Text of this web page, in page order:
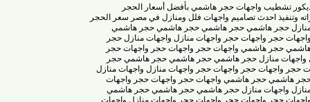
واجهات حجر هاشمي بأفضل أسعار الحجر
احدث تصاميم واجهات فلل ومنازل في مصرسعر الحجر
حجر هاشمي حجر هاشمي حجر هاشمي حجر هاشمي
حجر واجهات حجر واجهات منازل واجهات منازل حجر
حجر هاشمي واجهات حجر واجهات حجر واجهات حجر
منازل حجر هاشمي حجر هاشمي حجر هاشمي حجر
واجهات حجر واجهات حجر واجهات منازل واجهات منازل
حجر هاشمي واجهات حجر واجهات حجر واجهات
واجهات منازل حجر هاشمي حجر هاشمي حجر هاشمي
حجر واجهات حجر واجهات حجر واجهات منازل واجهات